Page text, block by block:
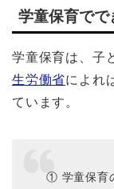
学童保育でで
学童保育は、子
生労働省によれ
ています。
① 学童保育